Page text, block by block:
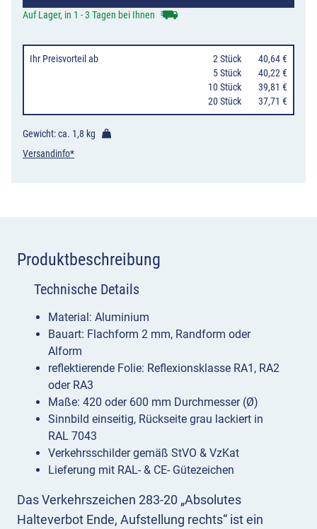
rechts
Menge
Auf Lager, in 1 - 3 Tagen bei Ihnen
Ihr Preisvorteil ab 2 Stück
40,64 €
5 Stück
40,22 €
10 Stück
39,81 €
20 Stück
37,71 €
Gewicht: ca. 1,8 kg
Versandinfo*
Produktbeschreibung
Das Verkehrszeichen 283-20 „Absolutes
Halteverbot Ende, Aufstellung rechts“ ist ein
Technische Details
Material: Aluminium
Bauart: Flachform 2 mm, Randform oder
Alform
reflektierende Folie: Reflexionsklasse RA1, RA2
oder RA3
Maße: 420 oder 600 mm Durchmesser (Ø)
Sinnbild einseitig, Rückseite grau lackiert in
RAL 7043
Verkehrsschilder gemäß StVO & VzKat
Lieferung mit RAL- & CE- Gütezeichen